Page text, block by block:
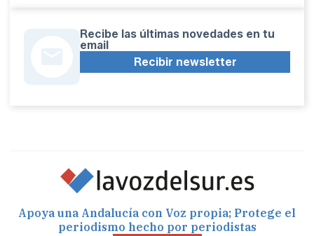
Recibe las últimas novedades en tu
email
Recibir newsletter
Apoya una Andalucía con Voz propia; Protege el
periodismo hecho por periodistas